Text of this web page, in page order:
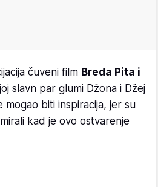
čuveni film Breda Pita i
slavn par glumi Džona i Džej
mogao biti inspiracija, jer su
kad je ovo ostvarenje